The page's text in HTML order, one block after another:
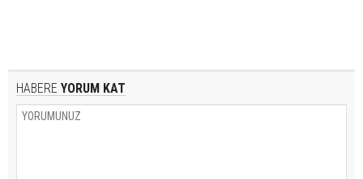
HABERE YORUM KAT